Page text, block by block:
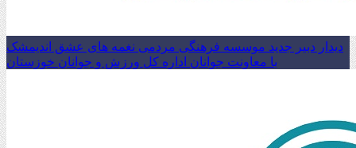
دیدار دبیر جدید موسسه فرهنگی مردمی نغمه های عشق اندیمشک
با معاونت جوانان اداره کل ورزش و جوانان خوزستان